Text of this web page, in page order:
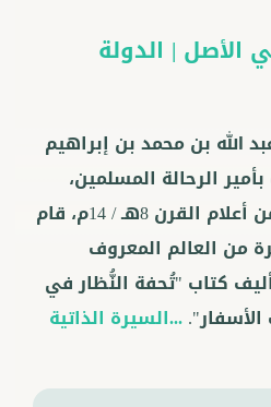
الأصل | الدولة
الله بن محمد بن إبراهيم
الرحالة المسلمين،
وكان مؤرخا وقاضيا، من أعلام القرن 8هـ / 14م، قام
من العالم المعروف
كتاب "تُحفة النُّظار في
...السيرة الذاتية